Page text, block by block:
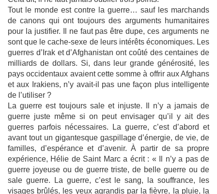
Tout le monde est contre la guerre… sauf les marchands
de canons qui ont toujours des arguments humanitaires
pour la justifier. Il ne faut pas être dupe, ces arguments ne
sont que le cache-sexe de leurs intérêts économiques. Les
guerres d’Irak et d’Afghanistan ont coûté des centaines de
milliards de dollars. Si, dans leur grande générosité, les
pays occidentaux avaient cette somme à offrir aux Afghans
et aux Irakiens, n’y avait-il pas une façon plus intelligente
de l’utiliser ?
La guerre est toujours sale et injuste. Il n’y a jamais de
guerre juste même si on peut envisager qu’il y ait des
guerres parfois nécessaires. La guerre, c’est d’abord et
avant tout un gigantesque gaspillage d’énergie, de vie, de
familles, d’espérance et d’avenir. À partir de sa propre
expérience, Hélie de Saint Marc a écrit : « Il n’y a pas de
guerre joyeuse ou de guerre triste, de belle guerre ou de
sale guerre. La guerre, c’est le sang, la souffrance, les
visages brûlés, les yeux agrandis par la fièvre, la pluie, la